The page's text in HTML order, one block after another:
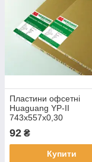
Пластини офсетні
Huaguang YP-II
743x557x0,30
92 ₴
Купити